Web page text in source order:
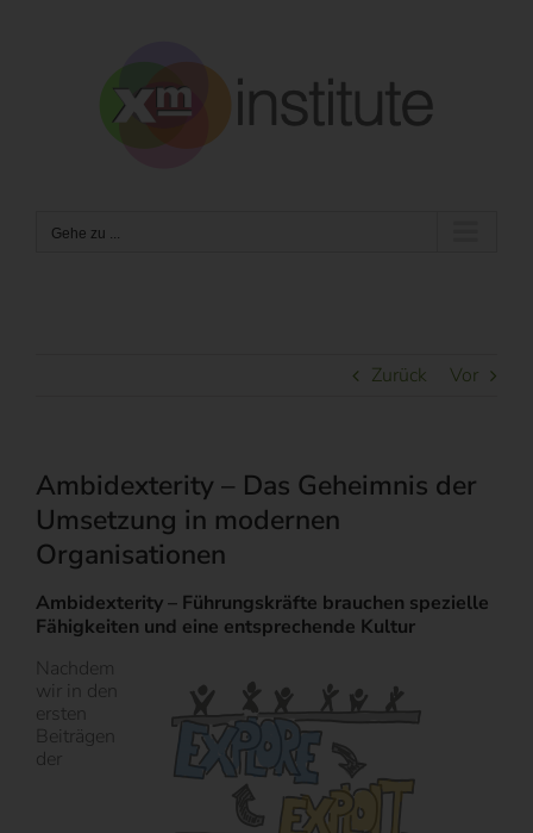
Gehe zu ...
Zurück Vor
Ambidexterity – Das Geheimnis der
Umsetzung in modernen
Organisationen
Ambidexterity – Führungskräfte brauchen spezielle
Fähigkeiten und eine entsprechende Kultur
Nachdem
wir in den
ersten
Beiträgen
der